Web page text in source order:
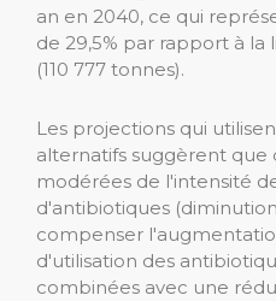
an en 2040, ce qui
de 29,5% par rapport à la
(110 777 tonnes).
Les projections qui
alternatifs suggèrent que
modérées de l'intensité
d'antibiotiques
compenser
d'utilisation des
combinées avec une